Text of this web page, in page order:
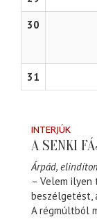
30
31
INTERJÚK
A SENKI
Árpád,
– Velem
beszélgetést,
A régmúltból